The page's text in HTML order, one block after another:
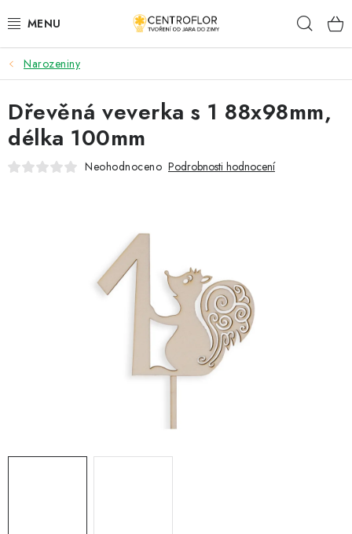
na
SEZÓNNÍ TVOŘENÍ
DŘEVĚNÉ VÝROBKY
MEDAILE
KVĚTINY A LISTY
Narozeniny
Dřevěná veverka s 1 88x98mm,
délka 100mm
Neohodnoceno Podrobnosti hodnocení